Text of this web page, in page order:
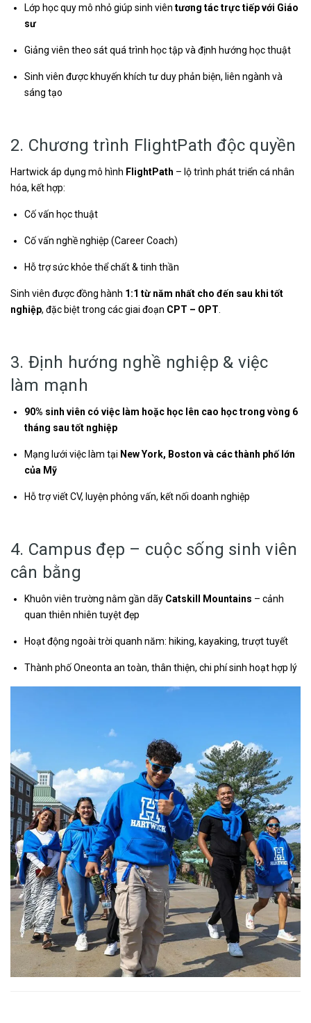
Lớp học quy mô nhỏ giúp sinh viên tương tác trực tiếp với Giáo
sư
Giảng viên theo sát quá trình học tập và định hướng học thuật
Sinh viên được khuyến khích tư duy phản biện, liên ngành và
sáng tạo
2. Chương trình FlightPath độc quyền
Hartwick áp dụng mô hình FlightPath – lộ trình phát triển cá nhân
hóa, kết hợp:
Cố vấn học thuật
Cố vấn nghề nghiệp (Career Coach)
Hỗ trợ sức khỏe thể chất & tinh thần
Sinh viên được đồng hành 1:1 từ năm nhất cho đến sau khi tốt
nghiệp, đặc biệt trong các giai đoạn CPT – OPT
3. Định hướng nghề nghiệp & việc
làm mạnh
90% sinh viên có việc làm hoặc học lên cao học trong vòng 6
tháng sau tốt nghiệp
Mạng lưới việc làm tại New York, Boston và các thành phố lớn
của Mỹ
Hỗ trợ viết CV, luyện phỏng vấn, kết nối doanh nghiệp
4. Campus đẹp – cuộc sống sinh viên
cân bằng
Khuôn viên trường nằm gần dãy Catskill Mountains – cảnh
quan thiên nhiên tuyệt đẹp
Hoạt động ngoài trời quanh năm: hiking, kayaking, trượt tuyết
Thành phố Oneonta an toàn, thân thiện, chi phí sinh hoạt hợp lý